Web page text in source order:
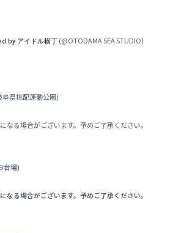
by アイドル横丁 (@OTODAMA SEA STUDIO)
阜県桃配運動公園)
る場合がございます。予めご了承ください。
台場)
る場合がございます。予めご了承ください。